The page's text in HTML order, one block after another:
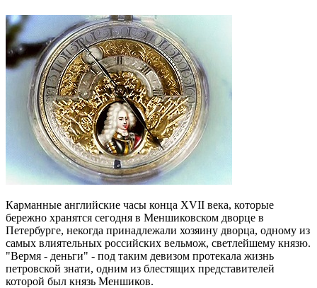
Карманные английские часы конца XVII века, которые
бережно хранятся сегодня в Меншиковском дворце в
Петербурге, некогда принадлежали хозяину дворца, одному из
самых влиятельных российских вельмож, светлейшему князю.
"Вермя - деньги" - под таким девизом протекала жизнь
петровской знати, одним из блестящих представителей
которой был князь Меншиков.